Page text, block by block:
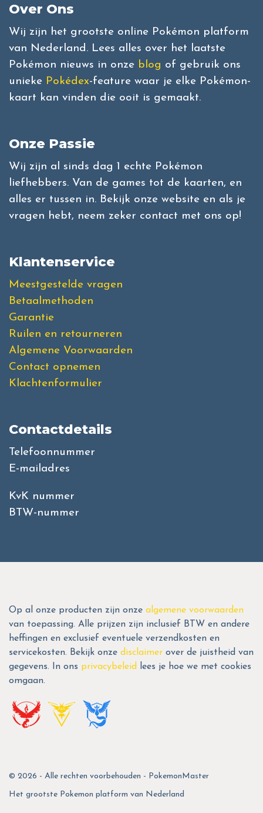
Over Ons
Wij zijn het grootste online Pokémon platform
van Nederland. Lees alles over het laatste
Pokémon nieuws in onze blog of gebruik ons
unieke Pokédex-feature waar je elke Pokémon-
kaart kan vinden die ooit is gemaakt.
Onze Passie
Wij zijn al sinds dag 1 echte Pokémon
liefhebbers. Van de games tot de kaarten, en
alles er tussen in. Bekijk onze website en als je
vragen hebt, neem zeker contact met ons op!
Klantenservice
Meestgestelde vragen
Betaalmethoden
Garantie
Ruilen en retourneren
Algemene Voorwaarden
Contact opnemen
Klachtenformulier
Contactdetails
Telefoonnummer
E-mailadres
KvK nummer
BTW-nummer
Op al onze producten zijn onze algemene voorwaarden
van toepassing. Alle prijzen zijn inclusief BTW en andere
heffingen en exclusief eventuele verzendkosten en
servicekosten. Bekijk onze disclaimer over de juistheid van
gegevens. In ons privacybeleid
lees je hoe we met cookies
omgaan.
© 2026 - Alle rechten voorbehouden - PokemonMaster
Het grootste Pokemon platform van Nederland